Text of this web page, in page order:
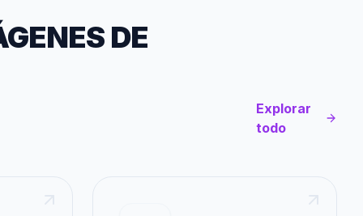
DE
Explorar
todo